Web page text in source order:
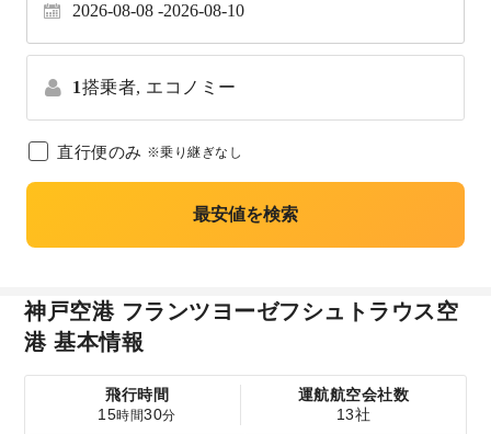
2026-08-08 2026-08-10
1搭乗者, エコノミー
直行便のみ ※乗り継ぎなし
最安値を検索
神戸空港 フランツヨーゼフシュトラウス空
港 基本情報
飛行時間
15時間30分
運航航空会社数
13社